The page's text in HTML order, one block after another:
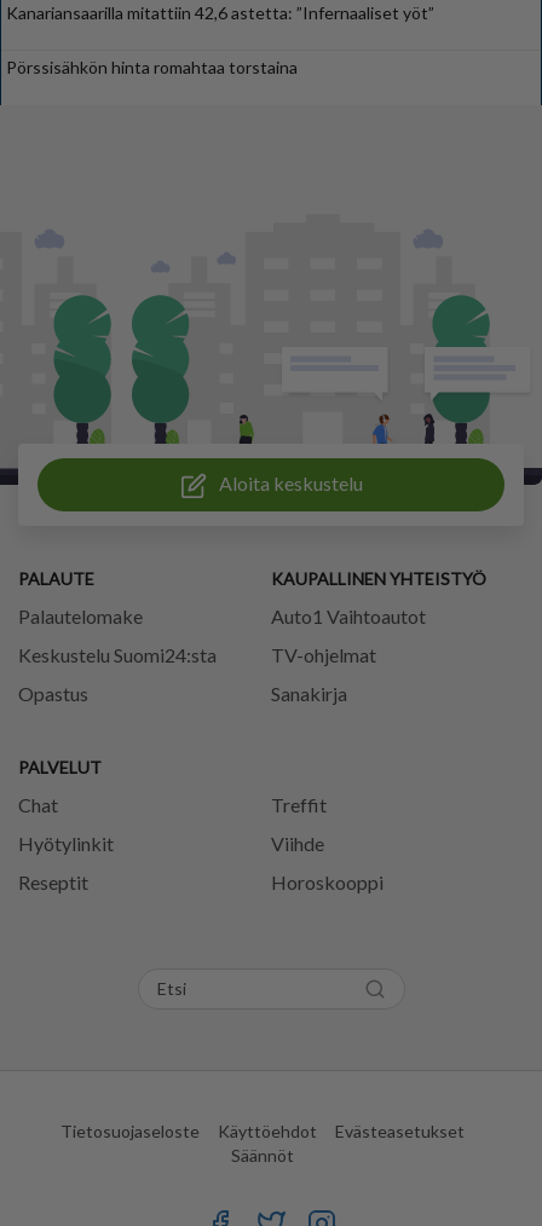
Kanariansaarilla mitattiin 42,6 astetta: ”Infernaaliset yöt”
Pörssisähkön hinta romahtaa torstaina
Aloita keskustelu
PALAUTE
Palautelomake
Keskustelu Suomi24:sta
Opastus
PALVELUT
Chat
Treffit
Hyötylinkit
Viihde
Reseptit
Horoskooppi
KAUPALLINEN YHTEISTYÖ
Auto1 Vaihtoautot
TV-ohjelmat
Sanakirja
Tietosuojaseloste Käyttöehdot
Evästeasetukset
Säännöt